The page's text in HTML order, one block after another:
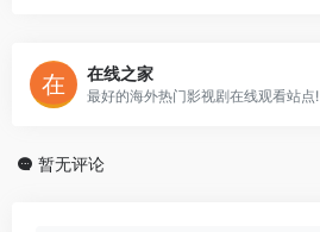
在线之家
最好的海外热门影视剧在线观看站点!
暂无评论